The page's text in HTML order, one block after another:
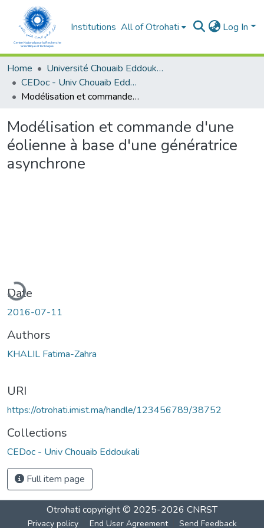
Institutions All of Otrohati Log In
Home
Université Chouaib Eddoukali - El Jadida
CEDoc - Univ Chouaib Eddoukali
Modélisation et commande d'une éolienne à base d'une génératrice asynchrone
Modélisation et commande d'une
éolienne à base d'une génératrice
asynchrone
Date
2016-07-11
Authors
KHALIL Fatima-Zahra
URI
https://otrohati.imist.ma/handle/123456789/38752
Collections
CEDoc - Univ Chouaib Eddoukali
Full item page
Otrohati copyright © 2025-2026 CNRST
Privacy policy End User Agreement Send Feedback